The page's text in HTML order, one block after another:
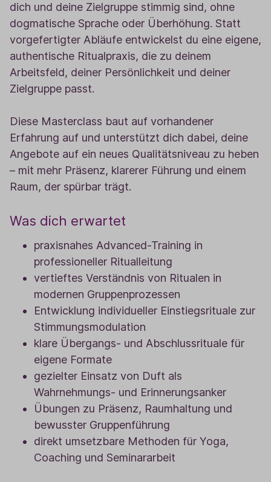
dich und deine Zielgruppe stimmig sind, ohne
dogmatische Sprache oder Überhöhung. Statt
vorgefertigter Abläufe entwickelst du eine eigene,
authentische Ritualpraxis, die zu deinem
Arbeitsfeld, deiner Persönlichkeit und deiner
Zielgruppe passt.
Diese Masterclass baut auf vorhandener
Erfahrung auf und unterstützt dich dabei, deine
Angebote auf ein neues Qualitätsniveau zu heben
– mit mehr Präsenz, klarerer Führung und einem
Raum, der spürbar trägt.
Was dich erwartet
praxisnahes Advanced-Training in
professioneller Ritualleitung
vertieftes Verständnis von Ritualen in
modernen Gruppenprozessen
Entwicklung individueller Einstiegsrituale zur
Stimmungsmodulation
klare Übergangs- und Abschlussrituale für
eigene Formate
gezielter Einsatz von Duft als
Wahrnehmungs- und Erinnerungsanker
Übungen zu Präsenz, Raumhaltung und
bewusster Gruppenführung
direkt umsetzbare Methoden für Yoga,
Coaching und Seminararbeit